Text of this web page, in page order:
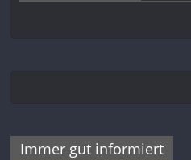
Immer gut informiert